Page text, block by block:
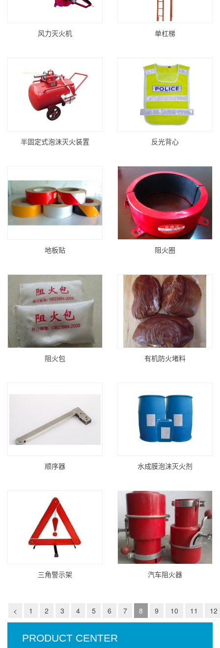
风力灭火机 单杠梯
半固定式泡沫灭火装置 反光背心
地板贴 阻火圈
阻火包 有机防火堵料
顺序器 水成膜泡沫灭火剂
三角警示架 汽车阻火器
< 1 2 3 4 5 6 7 8 9 10 11 12
PRODUCT CENTER